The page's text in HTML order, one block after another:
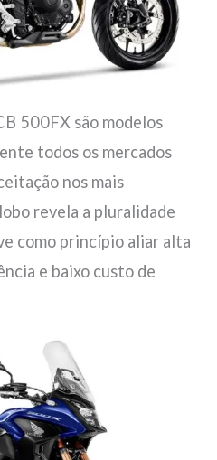
500FX são modelos
todos os mercados
nos mais
revela a pluralidade
como princípio aliar alta
e baixo custo de